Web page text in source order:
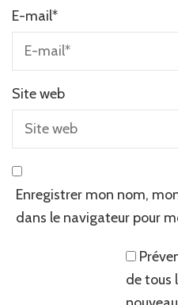
E-mail*
Site web
Enregistrer mon nom,
dans le navigateur pour
de tous